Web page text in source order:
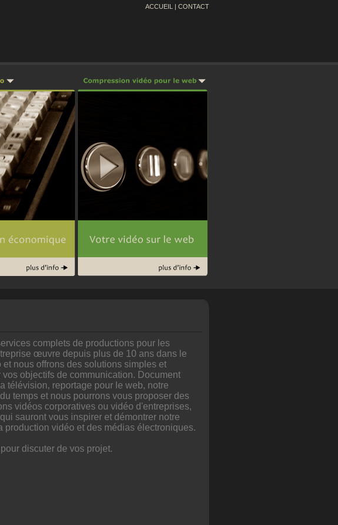
ACCUEIL | CONTACT
complets de productions pour les
œuvre depuis plus de 10 ans dans le
nous offrons des solutions simples et
objectifs de communication. Document
télévision, reportage pour le web, notre
temps et nous pourrons vous proposer des
vidéos corporatives ou vidéo d'entreprises,
sauront vous inspirer et démontrer notre
production vidéo et des médias électroniques.
discuter de vos projet.